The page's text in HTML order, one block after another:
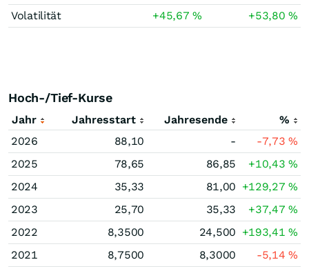
Volatilität
+45,67% +53,80%
Hoch-/Tief-Kurse
Jahr Jahresstart Jahresende
%
2026
88,10 - -7,73%
2025
78,65 86,85 +10,43%
2024
35,33 81,00 +129,27%
2023
25,70 35,33 +37,47%
2022
8,3500 24,500 +193,41%
2021
8,7500 8,3000 -5,14%